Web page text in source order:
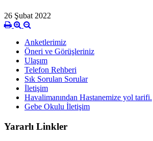
26 Şubat 2022
Anketlerimiz
Öneri ve Görüşleriniz
Ulaşım
Telefon Rehberi
Sık Sorulan Sorular
İletişim
Havalimanından Hastanemize yol tarifi.
Gebe Okulu İletişim
Yararlı Linkler